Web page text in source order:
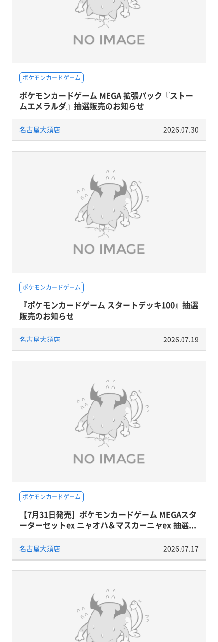
ポケモンカードゲーム
ポケモンカードゲーム MEGA 拡張パック『ストー
ムエメラルダ』抽選販売のお知らせ
名古屋大須店 2026.07.30
ポケモンカードゲーム
『ポケモンカードゲーム スタートデッキ100』抽選
販売のお知らせ
名古屋大須店 2026.07.19
ポケモンカードゲーム
【7月31日発売】ポケモンカードゲーム MEGAスタ
ーターセットex ニャオハ＆マスカーニャex 抽選...
名古屋大須店 2026.07.17